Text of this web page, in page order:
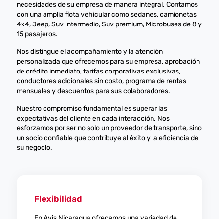
necesidades de su empresa de manera integral. Contamos
con una amplia flota vehicular como sedanes, camionetas
4x4, Jeep, Suv Intermedio, Suv premium, Microbuses de 8 y
15 pasajeros.
Nos distingue el acompañamiento y la atención
personalizada que ofrecemos para su empresa, aprobación
de crédito inmediato, tarifas corporativas exclusivas,
conductores adicionales sin costo, programa de rentas
mensuales y descuentos para sus colaboradores.
Nuestro compromiso fundamental es superar las
expectativas del cliente en cada interacción. Nos
esforzamos por ser no solo un proveedor de transporte, sino
un socio confiable que contribuye al éxito y la eficiencia de
su negocio.
Flexibilidad